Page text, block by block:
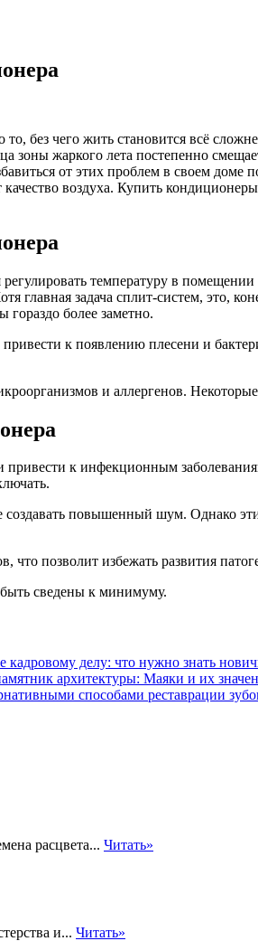
то, без чего жить становится всё
зоны жаркого лета постепенно
от этих проблем в своем доме
воздуха. Купить
температуру в
главная задача сплит-систем, это,
более заметно.
к появлению плесени и
и аллергенов.
к инфекционным
создавать повышенный шум. Однако
что позволит избежать развития
сведены к минимуму.
кадровому делу: что нужно знать
архитектуры: Маяки и их
расцвета... Читать»
и... Читать»